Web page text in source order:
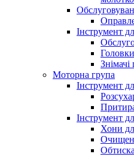
Інструмент
Знімачі
Моторна група
Інструмент
Інструмент
Хони